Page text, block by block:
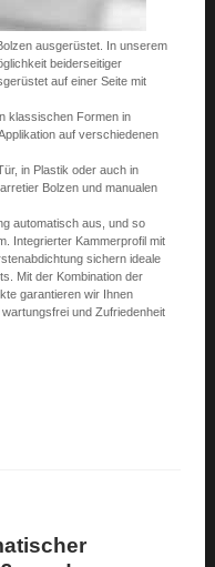
ausgerüstet. In unserem
beiderseitiger
auf einer Seite mit
klassischen Formen in
auf verschiedenen
in Plastik oder auch in
Bolzen und manualen
automatisch aus, und so
Integrierter Kammerprofil mit
sichern ideale
Mit der Kombination der
garantieren wir Ihnen
und Zufriedenheit